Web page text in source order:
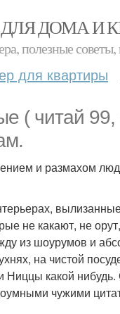
ДЛЯ ДОМА И
полезные советы,
для квартиры
( читай 99,
и размахом
не какают, не
из шоурумов и
на чистой
Ниццы какой
чужими